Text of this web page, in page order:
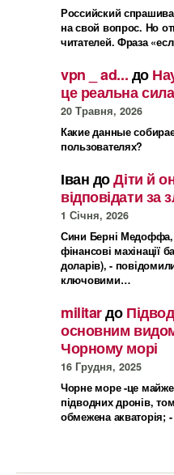
Российский
на свой вопрос. Но
читателей. Фраза
vpn _ ad...до
це реальна
20 Травня, 2026
Какие данные
пользователях?
ІвандоДіти й
відповідати за
1 Січня, 2026
Сини Берні Медоффа,
фінансові махінації
доларів), -
ключовими…
militarдо
основним
Чорному морі
16 Грудня, 2025
Чорне море -це
підводних дронів,
обмежена акваторія;